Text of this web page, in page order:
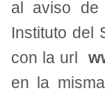
al aviso de
Instituto del
con la url
en la